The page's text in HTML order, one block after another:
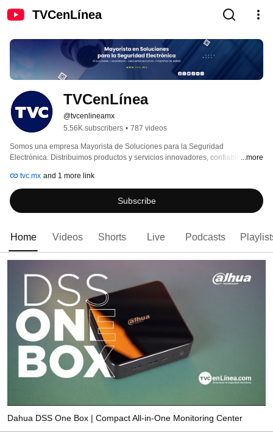
TVCenLínea
TVCenLínea
@tvcenlineamx
5.56K subscribers • 787 videos
Somos una empresa Mayorista de Soluciones para la Seguridad
Electrónica. Distribuimos productos y servicios innovadores, confiables y
México, un país más seguro.
...more
tvc.mx and 1 more link
Subscribe
Home Videos Shorts Live Podcasts
Dahua DSS One Box | Compact All-in-One Monitoring Center